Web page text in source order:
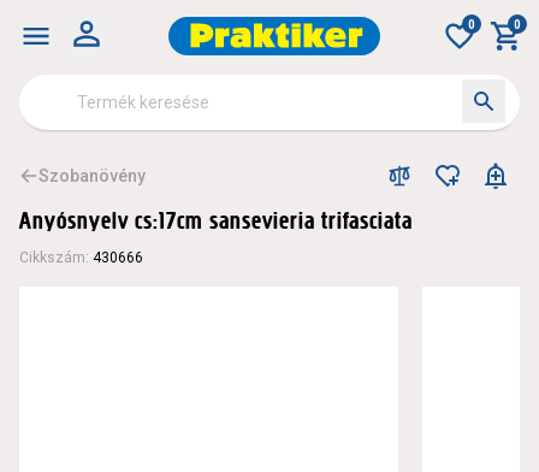
0 0
Szobanövény
Anyósnyelv cs:17cm sansevieria trifasciata
Cikkszám: 430666